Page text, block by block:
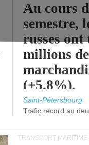
Au cours
semestre,
russes
millions
(+5,8%).
Saint-Pétersbourg
Trafic record au
TRANSPORT MARITIME